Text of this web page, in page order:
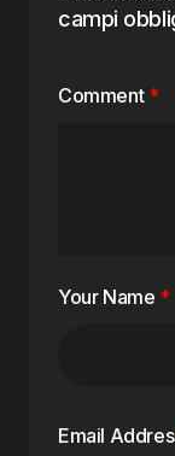
campi
Comment *
Your Name *
Email